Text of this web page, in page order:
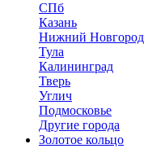
СПб
Казань
Нижний Новгород
Тула
Калининград
Тверь
Углич
Подмосковье
Другие города
Золотое кольцо